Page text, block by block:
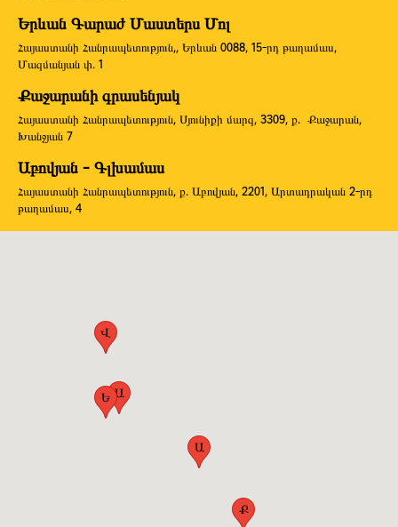
Երևան Գարաժ Մաստերս Մոլ
Հայաստանի Հանրապետություն,, Երևան 0088, 15-րդ թաղամաս,
Մազմանյան փ. 1
Քաջարանի գրասենյակ
Հայաստանի Հանրապետություն, Սյունիքի մարզ, 3309, ք. Քաջարան,
Խանջյան 7
Աբովյան - Գլխամաս
Հայաստանի Հանրապետություն, ք. Աբովյան, 2201, Արտադրական 2-րդ
թաղամաս, 4
Ա
Վ
Ե
Ք
Ա